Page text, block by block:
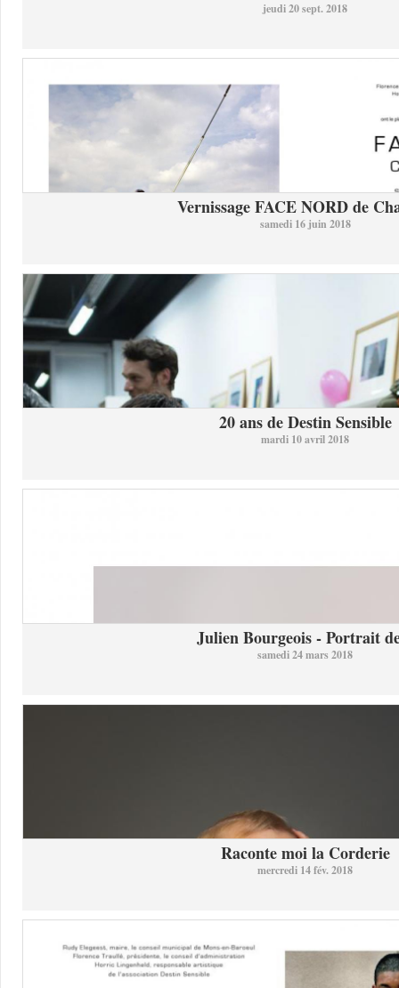
jeudi 20 sept. 2018
Vernissage FACE NORD de
samedi 16 juin 2018
20 ans de Destin Sensible
mardi 10 avril 2018
Julien Bourgeois - Portrait
samedi 24 mars 2018
Raconte moi la Corderie
mercredi 14 fév. 2018